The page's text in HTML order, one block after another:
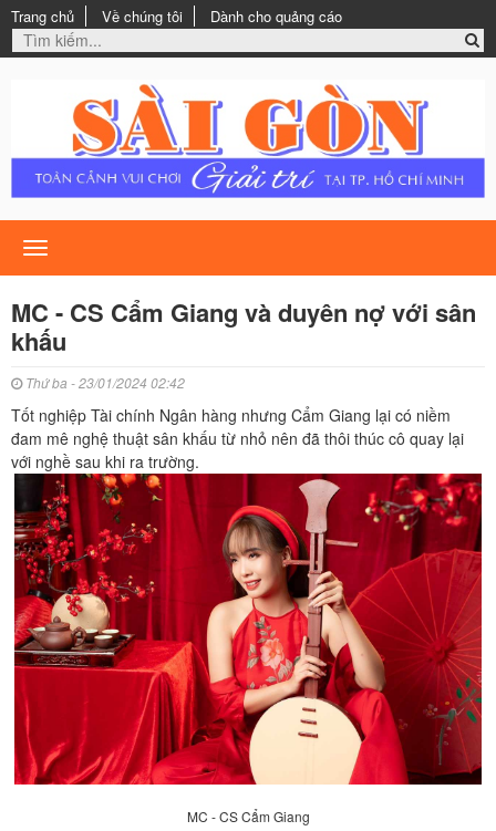
Trang chủ Về chúng tôi Dành cho quảng cáo
Toggle
navigation
MC - CS Cẩm Giang và duyên nợ với sân
khấu
Thứ ba - 23/01/2024 02:42
Tốt nghiệp Tài chính Ngân hàng nhưng Cẩm Giang lại có niềm
đam mê nghệ thuật sân khấu từ nhỏ nên đã thôi thúc cô quay lại
với nghề sau khi ra trường.
MC - CS Cẩm Giang